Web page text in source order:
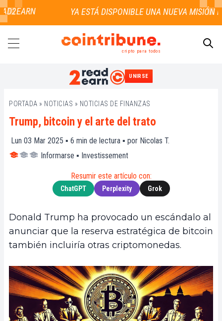
cripto para todos
UNIRSE
PORTADA » NOTICIAS » NOTICIAS DE FINANZAS
Trump, bitcoin y el arte del trato
Lun 03 Mar 2025 ▪ 6 min de lectura ▪ por Nicolas T.
Informarse ▪ Investissement
Resumir este artículo con:
ChatGPT Perplexity Grok
Donald Trump ha provocado un escándalo al
anunciar que la reserva estratégica de bitcoin
también incluiría otras criptomonedas.